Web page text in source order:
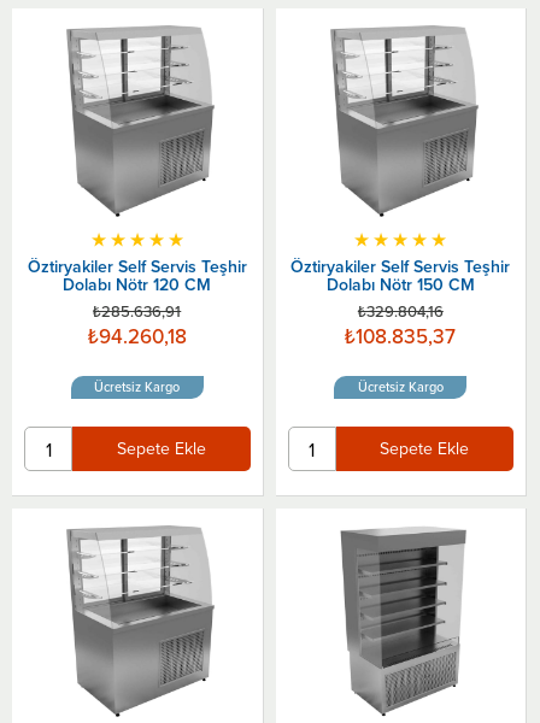
Öztiryakiler Self Servis Teşhir
Dolabı Nötr 120 CM
★★★★★
₺94.260,18
₺285.636,91
Sepete Ekle
Ücretsiz Kargo
Öztiryakiler Self Servis Teşhir
Dolabı Nötr 150 CM
★★★★★
₺108.835,37
₺329.804,16
Sepete Ekle
Ücretsiz Kargo